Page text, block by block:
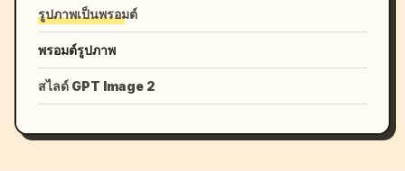
รูปภาพเป็นพรอมต์
พรอมต์รูปภาพ
สไลด์ GPT Image 2